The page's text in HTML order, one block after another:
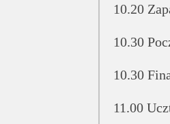
10.20
10.30
10.30
11.00